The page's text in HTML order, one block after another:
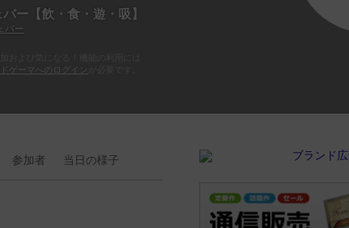
ー【飲・食・遊・吸】
バー
ドゲーマへのログイン
参加者 当日の様子